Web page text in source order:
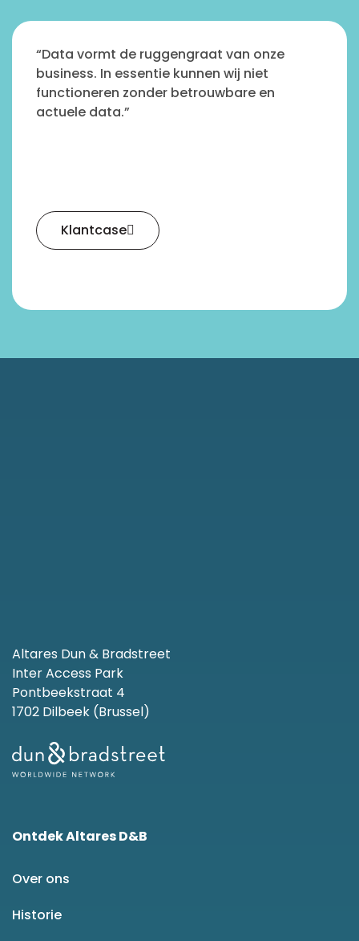
“Data vormt de ruggengraat van onze
business. In essentie kunnen wij niet
functioneren zonder betrouwbare en
actuele data.”
Klantcase
Altares Dun & Bradstreet
Inter Access Park
Pontbeekstraat 4
1702 Dilbeek (Brussel)
Ontdek Altares D&B
Over ons
Historie